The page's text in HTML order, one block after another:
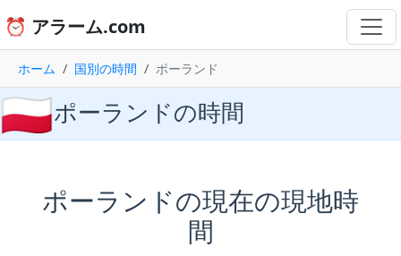
⏰ アラーム.com
ホーム 国別の時間 ポーランド
🇵🇱ポーランドの時間
ポーランドの現在の現地時
間